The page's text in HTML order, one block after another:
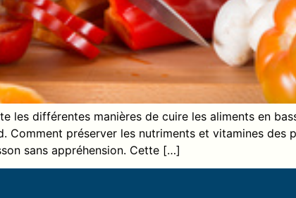
les différentes manières de cuire les aliments en
Comment préserver les nutriments et vitamines des
sans appréhension. Cette […]